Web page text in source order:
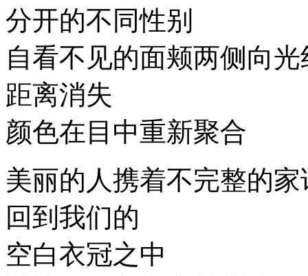
分开的不同性别
自看不见的面颊两侧向
距离消失
颜色在目中重新聚合
美丽的人携着不完整的家
回到我们的
空白衣冠之中